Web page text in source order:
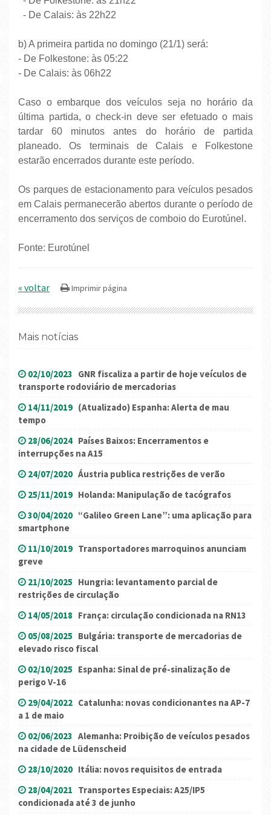
- De Calais: às 22h22
b) A primeira partida no domingo (21/1) será:
- De Folkestone: às 05:22
- De Calais: às 06h22
Caso o embarque dos veículos seja no horário da
última partida, o check-in deve ser efetuado o mais
tardar 60 minutos antes do horário de partida
planeado. Os terminais de Calais e Folkestone
estarão encerrados durante este período.
Os parques de estacionamento para veículos pesados
em Calais permanecerão abertos durante o período de
encerramento dos serviços de comboio do Eurotúnel.
Fonte: Eurotúnel
« voltar
Mais notícias
02/10/2023 GNR fiscaliza a partir de hoje veículos de
transporte rodoviário de mercadorias
14/11/2019 (Atualizado) Espanha: Alerta de mau
tempo
28/06/2024 Países Baixos: Encerramentos e
interrupções na A15
24/07/2020 Áustria publica restrições de verão
25/11/2019 Holanda: Manipulação de tacógrafos
30/04/2020 “Galileo Green Lane”: uma aplicação para
smartphone
11/10/2019 Transportadores marroquinos anunciam
greve
21/10/2025 Hungria: levantamento parcial de
restrições de circulação
14/05/2018 França: circulação condicionada na RN13
05/08/2025 Bulgária: transporte de mercadorias de
elevado risco fiscal
02/10/2025 Espanha: Sinal de pré-sinalização de
perigo V-16
29/04/2022 Catalunha: novas condicionantes na AP-7
a 1 de maio
02/06/2023 Alemanha: Proibição de veículos pesados
na cidade de Lüdenscheid
28/10/2020 Itália: novos requisitos de entrada
28/04/2021 Transportes Especiais: A25/IP5
condicionada até 3 de junho